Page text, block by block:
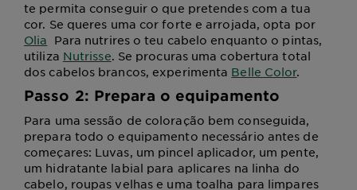
te permita conseguir o que pretendes com a tua
cor. Se queres uma cor forte e arrojada, opta por
Olia Para nutrires o teu cabelo enquanto o pintas,
utiliza Nutrisse. Se procuras uma cobertura total
dos cabelos brancos, experimenta Belle Color.
Passo 2: Prepara o equipamento
Para uma sessão de coloração bem conseguida,
prepara todo o equipamento necessário antes de
começares: Luvas, um pincel aplicador, um pente,
um hidratante labial para aplicares na linha do
cabelo, roupas velhas e uma toalha para limpares